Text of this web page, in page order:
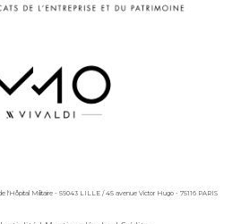
l'Hôpital Militaire - 59043 LILLE / 45 avenue Victor Hugo - 75116 PARIS